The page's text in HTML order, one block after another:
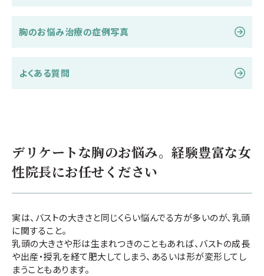
胸のお悩み治療の症例写真
よくある質問
デリケートな胸のお悩み。経験豊富な女
性院長にお任せください
実は、バストの大きさと同じくらい悩んでる方が多いのが、乳頭
に関すること。
乳頭の大きさや形は生まれつきのこともあれば、バストの成長
や出産・授乳を経て肥大してしまう、あるいは形が変形してし
まうこともあります。